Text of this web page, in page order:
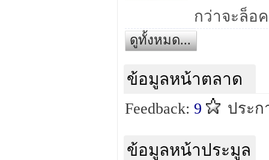
กว่าจะล็อ
ดูทั้งหมด...
ข้อมูลหน้าตลาด
Feedback: 9 ประก
ข้อมูลหน้าประมูล